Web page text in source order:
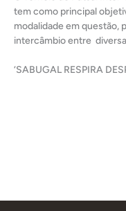
tem como principal
modalidade em questão,
intercâmbio entre
‘SABUGAL RESPIRA